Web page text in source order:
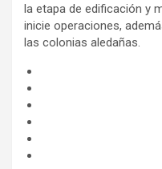
la etapa de edificación y
inicie operaciones,
las colonias aledañas.